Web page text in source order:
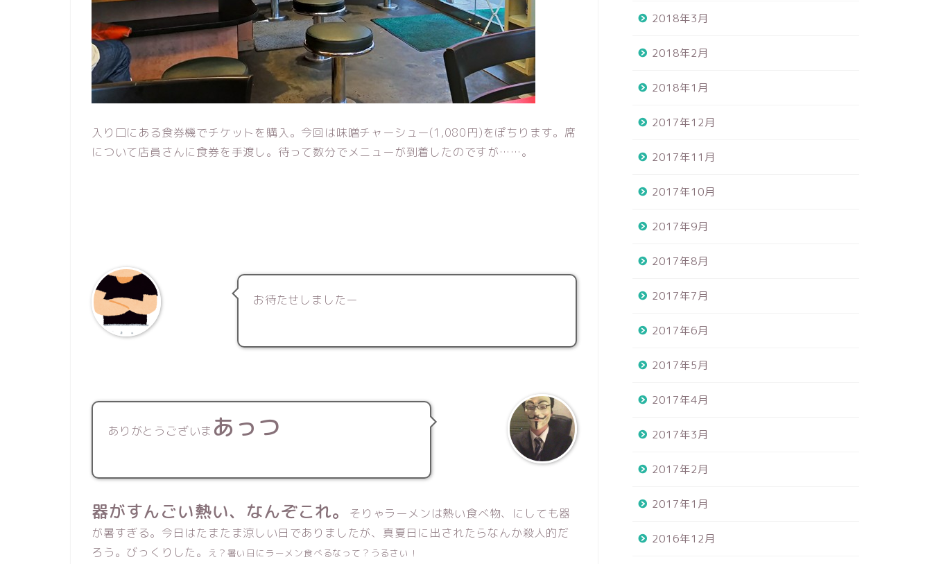
入り口にある食券機でチケットを購入。今回は味噌チャーシュー(1,080円)をぽちります。席
について店員さんに食券を手渡し。待って数分でメニューが到着したのですが……。
お待たせしましたー
ありがとうございま あっつ
器がすんごい熱い、なんぞこれ。
そりゃラーメンは熱い食べ物、にしても器
が暑すぎる。 今日はたまたま涼しい日でありましたが、真夏日に出されたらなんか殺人的だ
ろう。びっくりした。
え？暑い日にラーメン食べるなって？うるさい！
2018年3月
2018年2月
2018年1月
2017年12月
2017年11月
2017年10月
2017年9月
2017年8月
2017年7月
2017年6月
2017年5月
2017年4月
2017年3月
2017年2月
2017年1月
2016年12月